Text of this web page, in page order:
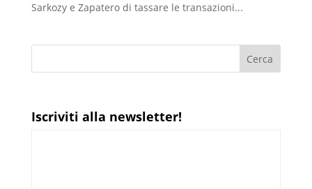
Sarkozy e Zapatero di tassare le transazioni...
Iscriviti alla newsletter!